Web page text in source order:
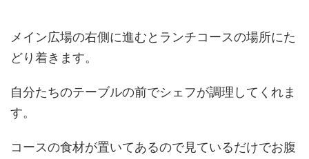
メイン広場の右側に進むとランチコースの場所にた
どり着きます。
自分たちのテーブルの前でシェフが調理してくれま
す。
コースの食材が置いてあるので見ているだけでお腹